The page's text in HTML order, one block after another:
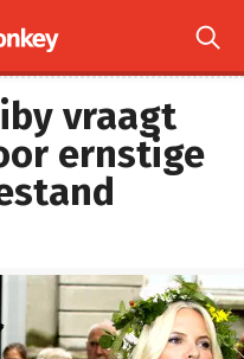

vraagt
ernstige